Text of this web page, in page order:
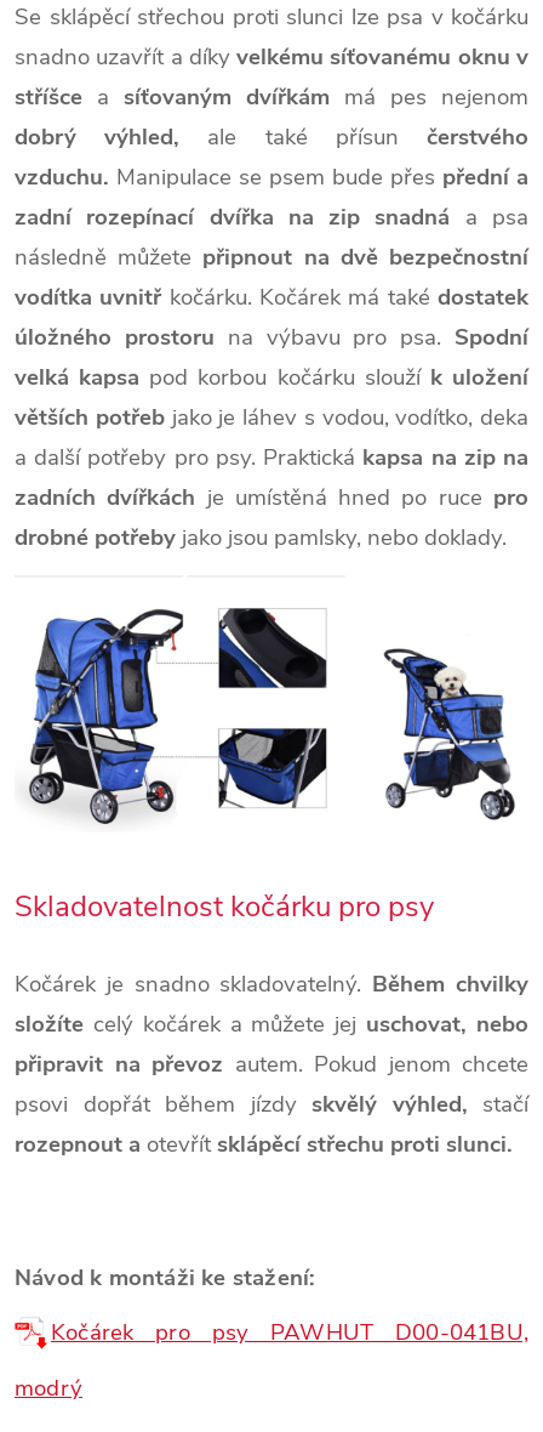
Se sklápěcí střechou proti slunci lze psa v kočárku
snadno uzavřít a díkyvelkému síťovanému oknu v
stříšce a síťovaným dvířkám má pes nejenom
dobrý výhled, ale také přísunčerstvého
vzduchu. Manipulace se psem bude přes přední a
zadní rozepínací dvířka na zip snadná a psa
následně můžete připnout na dvě bezpečnostní
vodítka uvnitřkočárku. Kočárek má takédostatek
úložného prostoru na výbavu pro psa. Spodní
velká kapsa pod korbou kočárku slouží k uložení
větších potřebjako je láhev s vodou, vodítko, deka
a další potřeby pro psy. Praktická kapsa na zip na
zadních dvířkách je umístěná hned po ruce pro
drobné potřeby jako jsou pamlsky, nebo doklady.
Skladovatelnost kočárku pro psy
Kočárek je snadno skladovatelný. Během chvilky
složíte celý kočárek a můžete jej uschovat, nebo
připravit na převoz autem. Pokud jenom chcete
psovi dopřát během jízdy skvělý výhled, stačí
rozepnout a otevřítsklápěcí střechu proti slunci.
Návod k montáži ke stažení:
Kočárek pro psy PAWHUT D00-041BU,
modrý